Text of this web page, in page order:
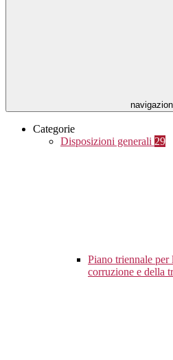
Categorie
Disposizioni generali 29
Piano triennale per
corruzione e della